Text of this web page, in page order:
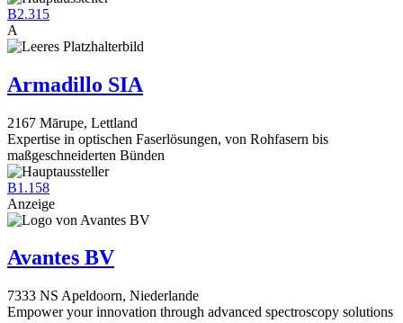
B2.315
A
Armadillo SIA
2167 Mārupe, Lettland
Expertise in optischen Faserlösungen, von Rohfasern bis
maßgeschneiderten Bünden
B1.158
Anzeige
Avantes BV
7333 NS Apeldoorn, Niederlande
Empower your innovation through advanced spectroscopy solutions